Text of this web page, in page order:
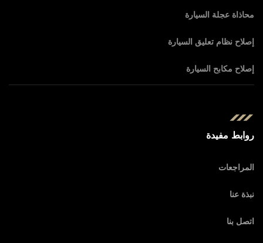
محاذاة عجلة السيارة
إصلاح نظام تعليق السيارة
إصلاح مكابح السيارة
روابط مفيدة
المراجعات
نبذة عنا
اتصل بنا